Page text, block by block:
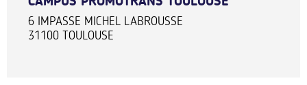
6 IMPASSE MICHEL LABROUSSE
31100 TOULOUSE